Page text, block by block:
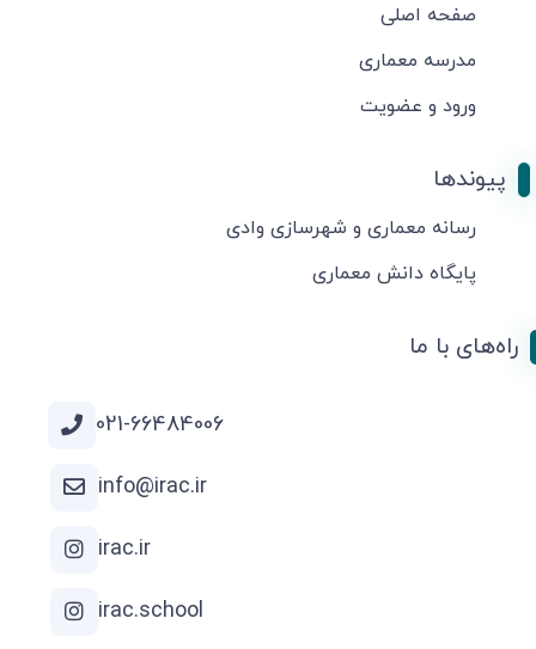
صفحه اصلی
مدرسه معماری
ورود و عضویت
پیوندها
رسانه معماری و شهرسازی وادی
پایگاه دانش معماری
راه‌های با ما
021-66484006
info@irac.ir
irac.ir
irac.school